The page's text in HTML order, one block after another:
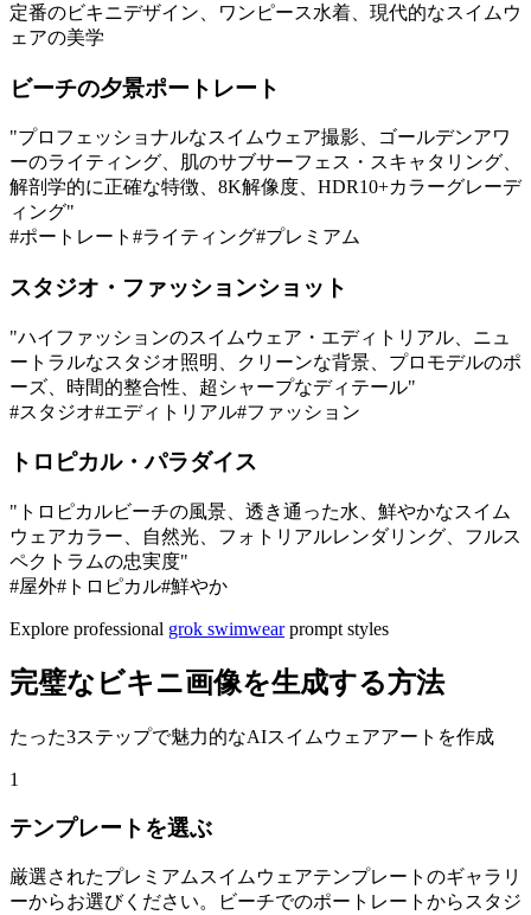
定番のビキニデザイン、ワンピース水着、現代的なスイムウ
ェアの美学
ビーチの夕景ポートレート
"プロフェッショナルなスイムウェア撮影、ゴールデンアワ
ーのライティング、肌のサブサーフェス・スキャタリング、
解剖学的に正確な特徴、8K解像度、HDR10+カラーグレーデ
ィング"
#ポートレート #ライティング#プレミアム
スタジオ・ファッションショット
"ハイファッションのスイムウェア・エディトリアル、ニュ
ートラルなスタジオ照明、クリーンな背景、プロモデルのポ
ーズ、時間的整合性、超シャープなディテール"
#スタジオ#エディトリアル#ファッション
トロピカル・パラダイス
" トロピカルビーチの風景、透き通った水、鮮やかなスイム
ウェアカラー、自然光、フォトリアルレンダリング、フルス
ペクトラムの忠実度"
#屋外# トロピカル#鮮やか
Explore professional grok swimwear prompt styles
完璧なビキニ画像を生成する方法
たった3ステップで魅力的なAIスイムウェアアートを作成
1
テンプレートを選ぶ
厳選されたプレミアムスイムウェアテンプレートのギャラリ
ーからお選びください。ビーチでのポートレートからスタジ